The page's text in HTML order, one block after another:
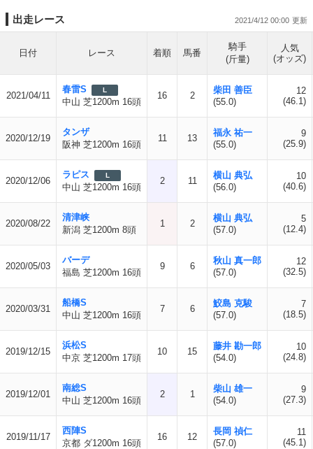
出走レース 2021/4/12 00:00
日付 レース 着順 馬番
騎手
(斤量)
人気
(オッズ)
2021/04/11
春雷S L
中山 芝1200m 16頭
16 2
柴田 善臣
(55.0)
12
(46.1)
2020/12/19
タンザ
阪神 芝1200m 16頭
11 13
福永 祐一
(55.0)
9
(25.9)
2020/12/06
ラピス L
中山 芝1200m 16頭
2 11
横山 典弘
(56.0)
10
(40.6)
2020/08/22
清津峡
新潟 芝1200m 8頭
1 2
横山 典弘
(57.0)
5
(12.4)
2020/05/03
バーデ
福島 芝1200m 16頭
9 6
秋山 真一郎
(57.0)
12
(32.5)
2020/03/31
船橋S
中山 芝1200m 16頭
7 6
鮫島 克駿
(57.0)
7
(18.5)
2019/12/15
浜松S
中京 芝1200m 17頭
10 15
藤井 勘一郎
(54.0)
10
(24.8)
2019/12/01
南総S
中山 芝1200m 16頭
2 1
柴山 雄一
(54.0)
9
(27.3)
2019/11/17
西陣S
京都 ダ1200m 16頭
16 12
長岡 禎仁
(57.0)
11
(45.1)